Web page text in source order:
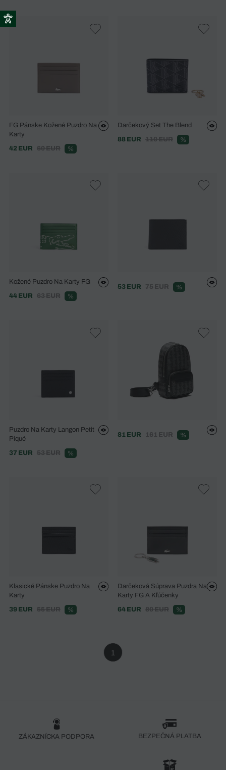
FG Pánske Kožené Puzdro Na
Karty
42 EUR
60 EUR %
Darčekový Set The Blend
88 EUR
110 EUR %
Kožené Puzdro Na Karty FG
44 EUR
63 EUR %
53 EUR 75 EUR %
Puzdro Na Karty Langon Petit
Piqué
37 EUR
53 EUR %
81 EUR 161 EUR %
Klasické Pánske Puzdro Na
Karty
39 EUR
55 EUR %
Darčeková Súprava Puzdra Na
Karty FG A Kľúčenky
64 EUR
80 EUR %
1
ZÁKAZNÍCKA PODPORA BEZPEČNÁ PLATBA